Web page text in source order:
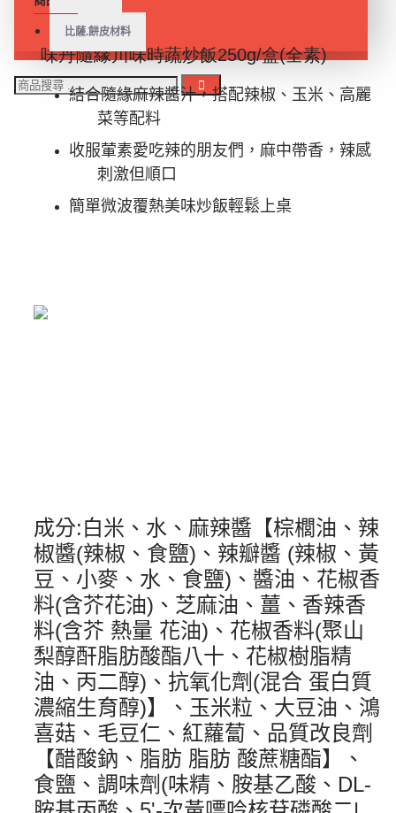
比薩.餅皮材料
味丹隨緣川味時蔬炒飯250g/盒(全素)
結合隨緣麻辣醬汁，搭配辣椒、玉米、高麗
菜等配料
收服葷素愛吃辣的朋友們，麻中帶香，辣感
刺激但順口
簡單微波覆熱美味炒飯輕鬆上桌
成分:白米、水、麻辣醬【棕櫚油、辣
椒醬(辣椒、食鹽) 、辣瓣醬 (辣椒、黃
豆、小麥、水、食鹽) 、醬油、花椒香
料(含芥花油) 、芝麻油、薑、香辣香
料(含芥 熱量 花油) 、花椒香料(聚山
梨醇酐脂肪酸酯八十、花椒樹脂精
油、丙二醇) 、抗氧化劑 (混合 蛋白質
濃縮生育醇)】、玉米粒、大豆油、鴻
喜菇、毛豆仁、紅蘿蔔、品質改良劑
【醋酸鈉、脂肪 脂肪 酸蔗糖酯】、
食鹽、調味劑 (味精、胺基乙酸、 DL-